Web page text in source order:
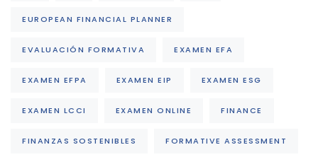
EUROPEAN FINANCIAL PLANNER
EVALUACIÓN FORMATIVA EXAMEN EFA
EXAMEN EFPA EXAMEN EIP EXAMEN ESG
EXAMEN LCCI EXAMEN ONLINE FINANCE
FINANZAS SOSTENIBLES FORMATIVE ASSESSMENT